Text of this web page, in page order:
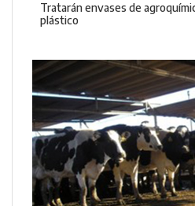
Tratarán envases de
plástico